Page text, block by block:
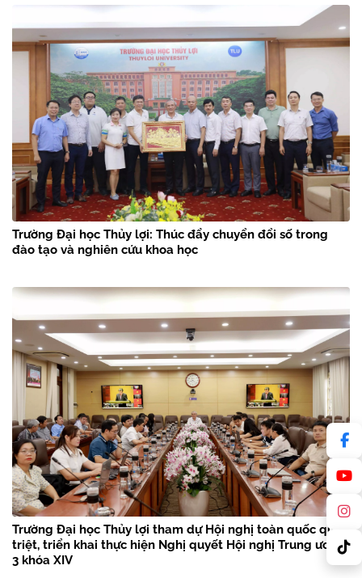
Trường Đại học Thủy lợi: Thúc đẩy chuyển đổi số trong
đào tạo và nghiên cứu khoa học
Trường Đại học Thủy lợi tham dự Hội nghị toàn quốc quán
triệt, triển khai thực hiện Nghị quyết Hội nghị Trung ương
3 khóa XIV